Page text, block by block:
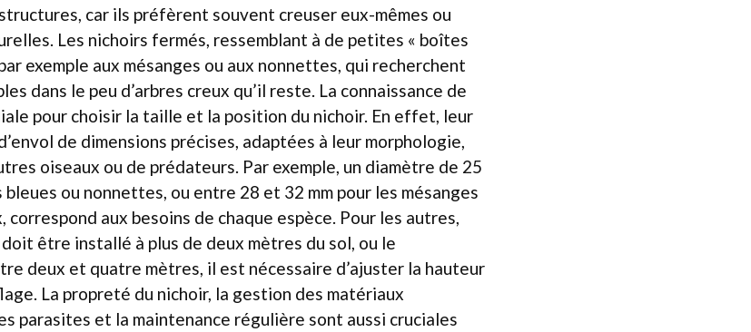
car ils préfèrent souvent creuser eux-mêmes ou
Les nichoirs fermés, ressemblant à de petites « boîtes
exemple aux mésanges ou aux nonnettes, qui recherchent
dans le peu d’arbres creux qu’il reste. La connaissance de
pour choisir la taille et la position du nichoir. En effet, leur
de dimensions précises, adaptées à leur morphologie,
oiseaux ou de prédateurs. Par exemple, un diamètre de 25
bleues ou nonnettes, ou entre 28 et 32 mm pour les mésanges
aux besoins de chaque espèce. Pour les autres,
être installé à plus de deux mètres du sol, ou le
deux et quatre mètres, il est nécessaire d’ajuster la hauteur
La propreté du nichoir, la gestion des matériaux
parasites et la maintenance régulière sont aussi cruciales